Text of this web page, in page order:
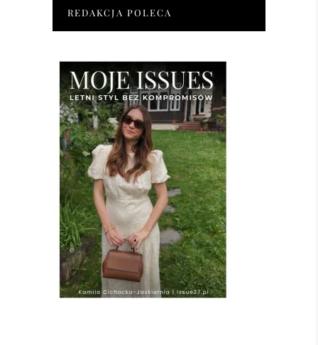
REDAKCJA POLECA